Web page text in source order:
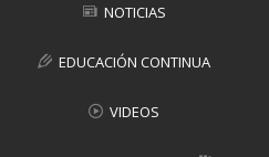
NOTICIAS
EDUCACIÓN CONTINUA
VIDEOS